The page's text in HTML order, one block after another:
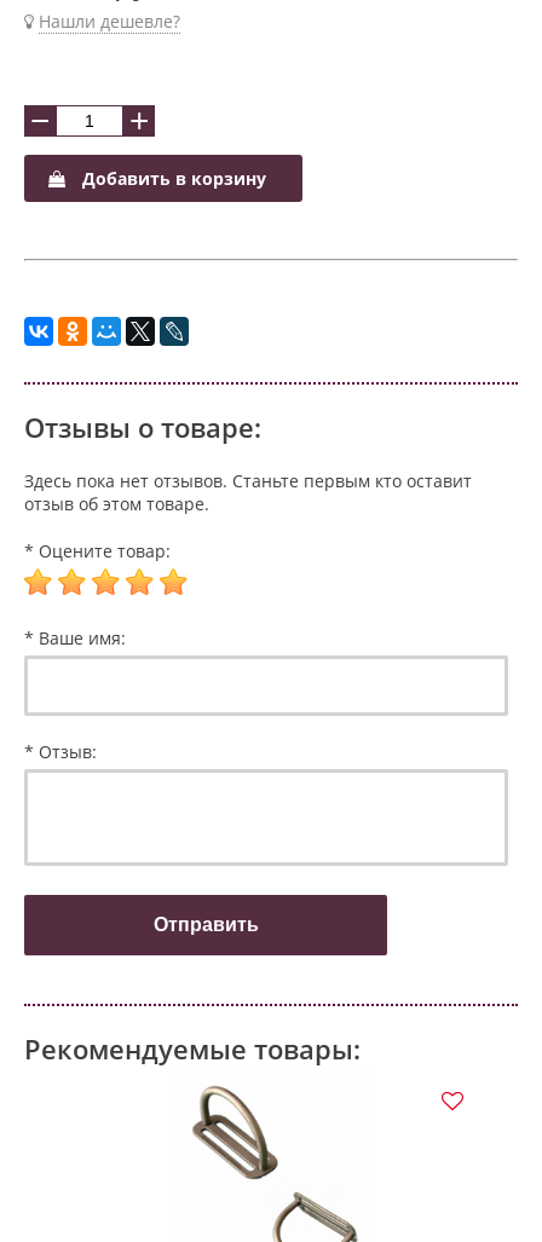
Нашли дешевле?
− +
Добавить в корзину
Отзывы о товаре:
Здесь пока нет отзывов. Станьте первым кто оставит
отзыв об этом товаре.
* Оцените товар:
* Ваше имя:
* Отзыв:
Рекомендуемые товары: